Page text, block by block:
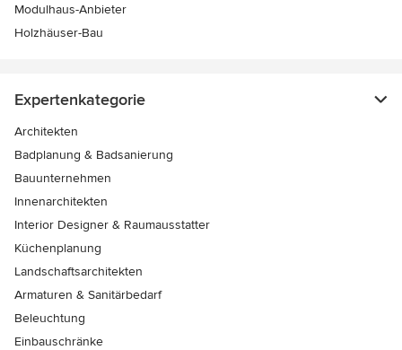
Modulhaus-Anbieter
Holzhäuser-Bau
Expertenkategorie
Architekten
Badplanung & Badsanierung
Bauunternehmen
Innenarchitekten
Interior Designer & Raumausstatter
Küchenplanung
Landschaftsarchitekten
Armaturen & Sanitärbedarf
Beleuchtung
Einbauschränke